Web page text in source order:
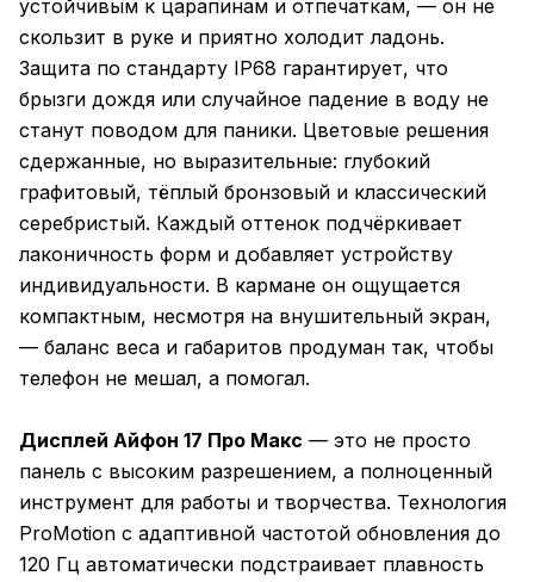
устойчивым к царапинам и отпечаткам, — он не
скользит в руке и приятно холодит ладонь.
Защита по стандарту IP68 гарантирует, что
брызги дождя или случайное падение в воду не
станут поводом для паники. Цветовые решения
сдержанные, но выразительные: глубокий
графитовый, тёплый бронзовый и классический
серебристый. Каждый оттенок подчёркивает
лаконичность форм и добавляет устройству
индивидуальности. В кармане он ощущается
компактным, несмотря на внушительный экран,
— баланс веса и габаритов продуман так, чтобы
телефон не мешал, а помогал.
Дисплей Айфон 17 Про Макс — это не просто
панель с высоким разрешением, а полноценный
инструмент для работы и творчества. Технология
ProMotion с адаптивной частотой обновления до
120 Гц автоматически подстраивает плавность